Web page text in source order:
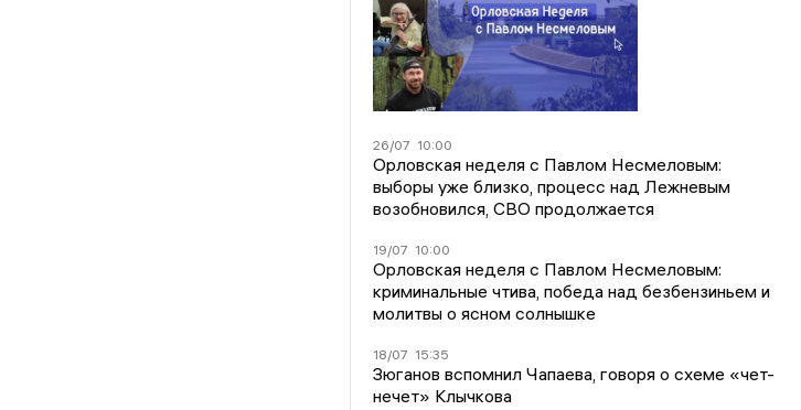
26/07 10:00
Орловская неделя с Павлом Несмеловым:
выборы уже близко, процесс над Лежневым
возобновился, СВО продолжается
19/07 10:00
Орловская неделя с Павлом Несмеловым:
криминальные чтива, победа над безбензиньем и
молитвы о ясном солнышке
18/07 15:35
Зюганов вспомнил Чапаева, говоря о схеме «чет-
нечет» Клычкова